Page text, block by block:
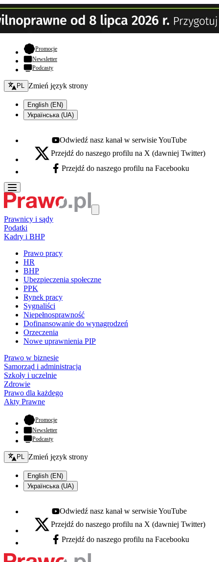
Promocje- otwiera się w nowej karcie
Newsletter
Podcasty
Zmień język - bieżący:
PL Zmień język strony
English (EN)
Українська (UA)
Youtube - otwiera się w nowej karcie
Odwiedź nasz kanał w serwisie YouTube
X - otwiera się w nowej karcie
Przejdź do naszego profilu na X (dawniej Twitter)
Facebook - otwiera się w nowej karcie
Przejdź do naszego profilu na Facebooku
Prawnicy i sądy
Podatki
Kadry i BHP
Prawo pracy
HR
BHP
Ubezpieczenia społeczne
PPK
Rynek pracy
Sygnaliści
Niepełnosprawność
Dofinansowanie do wynagrodzeń
Orzeczenia
Nowe uprawnienia PIP
Prawo w biznesie
Samorząd i administracja
Szkoły i uczelnie
Zdrowie
Prawo dla każdego
Akty Prawne
Promocje- otwiera się w nowej karcie
Newsletter
Podcasty
Zmień język - bieżący:
PL Zmień język strony
English (EN)
Українська (UA)
Youtube - otwiera się w nowej karcie
Odwiedź nasz kanał w serwisie YouTube
X - otwiera się w nowej karcie
Przejdź do naszego profilu na X (dawniej Twitter)
Facebook - otwiera się w nowej karcie
Przejdź do naszego profilu na Facebooku